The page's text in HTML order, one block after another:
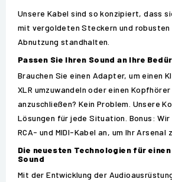
Unsere Kabel sind so konzipiert, dass
mit vergoldeten Steckern und robusten
Abnutzung standhalten.
Passen Sie Ihren Sound an Ihre
Brauchen Sie einen Adapter, um einen
XLR umzuwandeln oder einen
anzuschließen? Kein Problem. Unsere
Lösungen für jede Situation. Bonus:
RCA- und MIDI-Kabel an, um Ihr Arsenal
Die neuesten Technologien für
Sound
Mit der Entwicklung der